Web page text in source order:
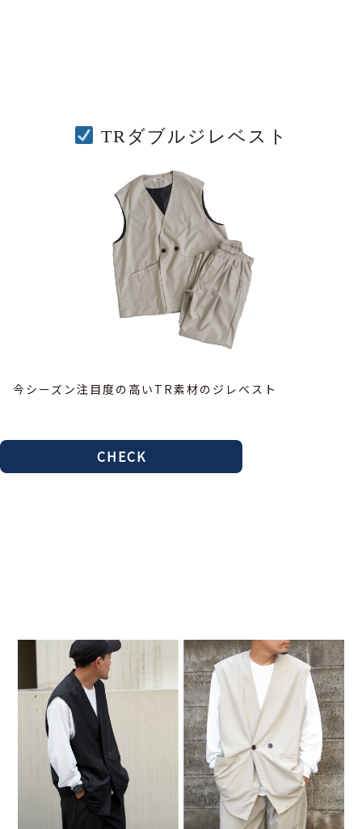
TRダブルジレベスト
今シーズン注目度の高いTR素材のジレベスト
CHECK